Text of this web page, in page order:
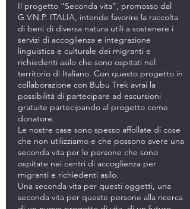
Il progetto “Seconda vita”, promosso dal
G.V.N.P. ITALIA, intende favorire la raccolta
di beni di diversa natura utili a sostenere i
servizi di accoglienza e integrazione
linguistica e culturale dei migranti e
richiedenti asilo che sono ospitati nel
territorio di Italiano. Con questo progetto in
collaborazione con Bubu Trek avrai la
possibilità di partecipare ad escursioni
gratuite partecipando al progetto come
donatore.
Le nostre case sono spesso affollate di cose
che non utilizziamo e che possono avere una
seconda vita per le persone che sono
ospitate nei centri di accoglienza per
migranti e richiedenti asilo.
Una seconda vita per questi oggetti, una
seconda vita per queste persone alla ricerca